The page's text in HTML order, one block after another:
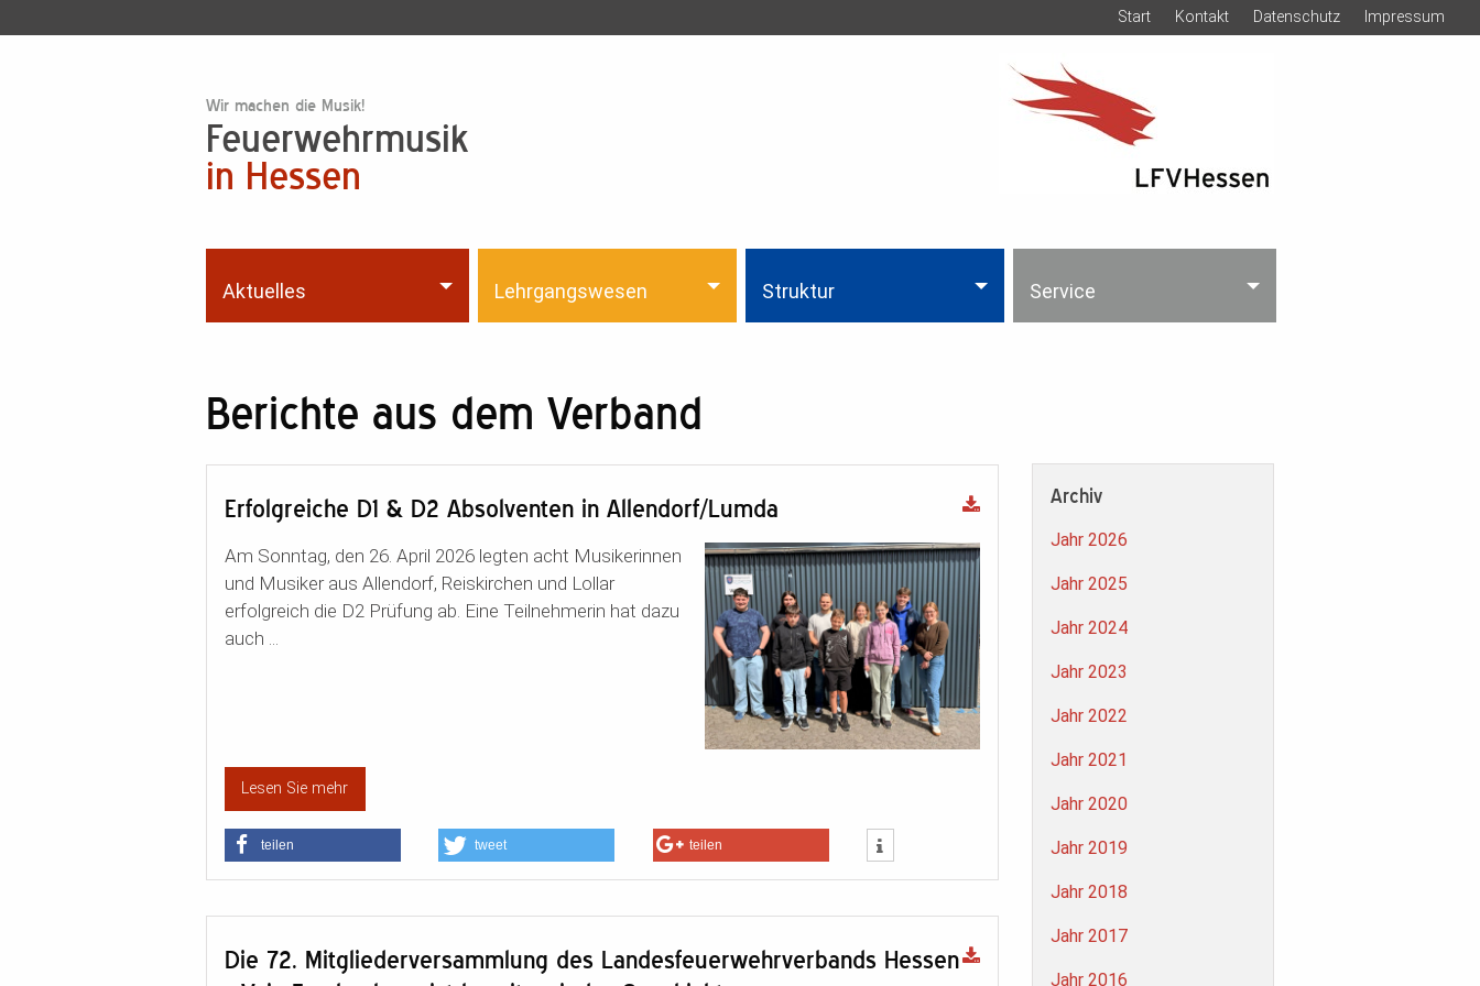
Start Kontakt Datenschutz Impressum
Wir machen die Musik!
Feuerwehrmusik
in Hessen
Aktuelles Lehrgangswesen Struktur Service
Berichte aus dem Verband
Erfolgreiche D1 & D2 Absolventen in Allendorf/Lumda
Am Sonntag, den 26. April 2026 legten acht Musikerinnen
und Musiker aus Allendorf, Reiskirchen und Lollar
erfolgreich die D2 Prüfung ab. Eine Teilnehmerin hat dazu
auch ...
Lesen Sie mehr
teilen tweet teilen
Die 72. Mitgliederversammlung des Landesfeuerwehrverbands Hessen
Archiv
Jahr 2026
Jahr 2025
Jahr 2024
Jahr 2023
Jahr 2022
Jahr 2021
Jahr 2020
Jahr 2019
Jahr 2018
Jahr 2017
Jahr 2016